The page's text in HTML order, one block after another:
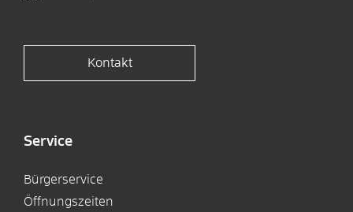
Kontakt
Service
Bürgerservice
Öffnungszeiten